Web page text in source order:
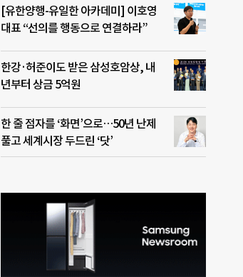
[유한양행-유일한 아카데미] 이호영
대표 “선의를 행동으로 연결하라”
한강·허준이도 받은 삼성호암상, 내
년부터 상금 5억원
한 줄 점자를 ‘화면’으로…50년 난제
풀고 세계시장 두드린 ‘닷’